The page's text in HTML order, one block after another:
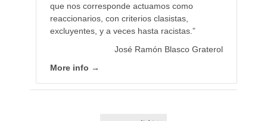
que nos corresponde actuamos como
reaccionarios, con criterios clasistas,
excluyentes, y a veces hasta racistas.”
José Ramón Blasco Graterol
More info →